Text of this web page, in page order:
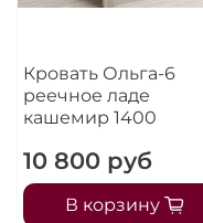
Кровать Ольга-6
реечное ладе
кашемир 1400
10 800 руб
В корзину